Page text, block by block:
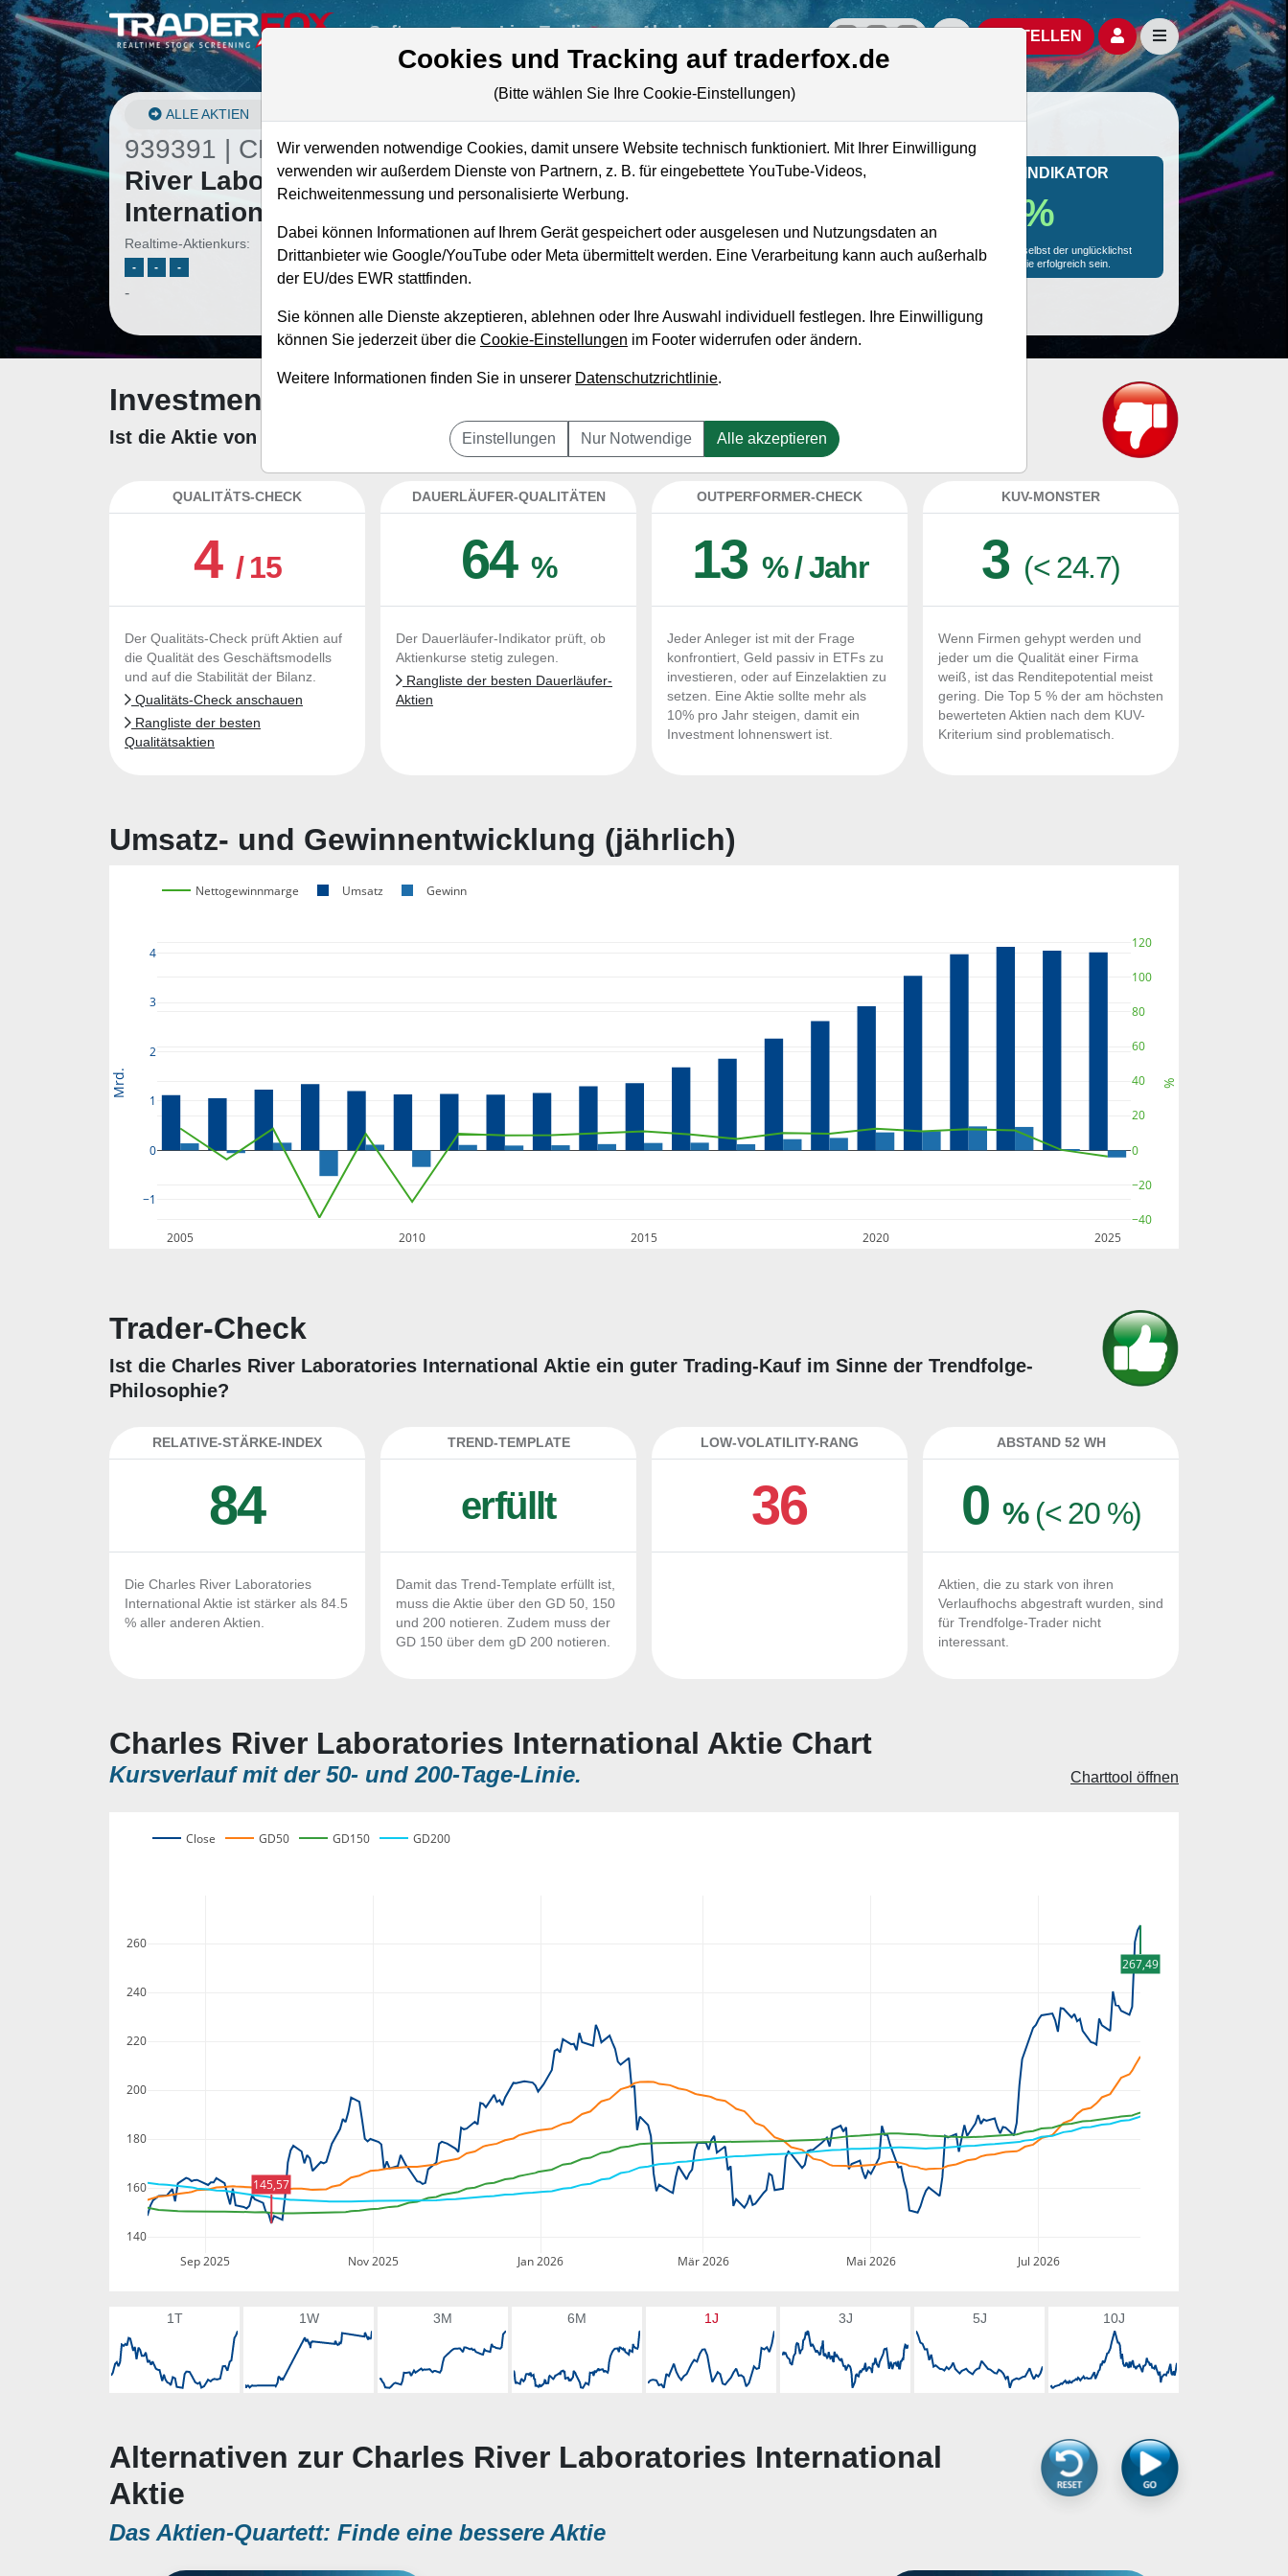
Software Live-Trading Akademie offizielle Social Media-AccountsAktien- und Artikelsuche öffnen
BESTELLEN Seitennavigation
ALLE AKTIEN
939391 | CRL–Charles
River Laboratories
International Aktie
Realtime-Aktienkurs:
- - -
-
Marktkapitalisierung 12,87 Mrd. USD
Umsatz 4,02 Mrd. USD
MONKEY-TRADER INDIKATOR
68.2 %
Mit 68.2 % Wahrscheinlichkeit wird selbst der unglücklichst
agierende Trader mit dieser Aktie erfolgreich sein.
Investment-Check: Kaufempfehlung?
Ist die Aktie von Charles River Laboratories International zum Kaufen und Liegenlassen geeignet?
QUALITÄTS-CHECK
4 / 15
Der Qualitäts-Check prüft Aktien auf
die Qualität des Geschäftsmodells
und auf die Stabilität der Bilanz.
Qualitäts-Check anschauen
Rangliste der besten
Qualitätsaktien
DAUERLÄUFER-QUALITÄTEN
64 %
Der Dauerläufer-Indikator prüft, ob
Aktienkurse stetig zulegen.
Rangliste der besten Dauerläufer-
Aktien
OUTPERFORMER-CHECK
13 % / Jahr
Jeder Anleger ist mit der Frage
konfrontiert, Geld passiv in ETFs zu
investieren, oder auf Einzelaktien zu
setzen. Eine Aktie sollte mehr als
10% pro Jahr steigen, damit ein
Investment lohnenswert ist.
KUV-MONSTER
3 (< 24.7)
Wenn Firmen gehypt werden und
jeder um die Qualität einer Firma
weiß, ist das Renditepotential meist
gering. Die Top 5 % der am höchsten
bewerteten Aktien nach dem KUV-
Kriterium sind problematisch.
Umsatz- und Gewinnentwicklung (jährlich)
2005 2010 2015 2020 2025
−1
0
1
2
3
4
−40
−20
0
20
40
60
80
100
120
Nettogewinnmarge Umsatz Gewinn
Mrd. %
Trader-Check
Ist die Charles River Laboratories International Aktie ein guter Trading-Kauf im Sinne der Trendfolge-
Philosophie?
RELATIVE-STÄRKE-INDEX
84
Die Charles River Laboratories
International Aktie ist stärker als 84.5
% aller anderen Aktien.
TREND-TEMPLATE
erfüllt
Damit das Trend-Template erfüllt ist,
muss die Aktie über den GD 50, 150
und 200 notieren. Zudem muss der
GD 150 über dem gD 200 notieren.
LOW-VOLATILITY-RANG
36
ABSTAND 52 WH
0% (< 20 %)
Aktien, die zu stark von ihren
Verlaufhochs abgestraft wurden, sind
für Trendfolge-Trader nicht
interessant.
Charles River Laboratories International Aktie Chart
Kursverlauf mit der 50- und 200-Tage-Linie. Charttool öffnen
Sep 2025 Nov 2025 Jan 2026 Mär 2026 Mai 2026 Jul 2026
140
160
180
200
220
240
260
Close GD50 GD150 GD200
267,49
145,57
1T 1W 3M 6M 1J 3J 5J 10J
Alternativen zur Charles River Laboratories International
Aktie
Das Aktien-Quartett: Finde eine bessere Aktie
Cookies und Tracking auf traderfox.de
(Bitte wählen Sie Ihre Cookie-Einstellungen)
Wir verwenden notwendige Cookies, damit unsere Website technisch funktioniert. Mit Ihrer Einwilligung
verwenden wir außerdem Dienste von Partnern, z. B. für eingebettete YouTube-Videos,
Reichweitenmessung und personalisierte Werbung.
Dabei können Informationen auf Ihrem Gerät gespeichert oder ausgelesen und Nutzungsdaten an
Drittanbieter wie Google/YouTube oder Meta übermittelt werden. Eine Verarbeitung kann auch außerhalb
der EU/des EWR stattfinden.
Sie können alle Dienste akzeptieren, ablehnen oder Ihre Auswahl individuell festlegen. Ihre Einwilligung
können Sie jederzeit über die Cookie-Einstellungen im Footer widerrufen oder ändern.
Weitere Informationen finden Sie in unserer Datenschutzrichtlinie.
Einstellungen Nur Notwendige Alle akzeptieren